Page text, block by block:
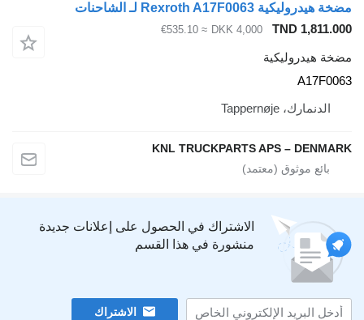
مضخة هيدروليكية Rexroth A17F0063 لـ الشاحنات
TND 1,811.000
DKK 4,000
≈ €535.10
مضخة هيدروليكية
A17F0063
الدنمارك، Tappernøje
KNL TRUCKPARTS APS – DENMARK
الاشتراك في الحصول على إعلانات جديدة
منشورة في هذا القسم
الاشتراك